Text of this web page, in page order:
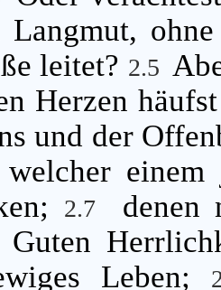
Langmut,
leitet? 2.5
Herzen
und der
welcher
2.7
denen
Guten
Leben;